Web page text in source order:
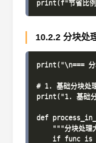
10.2.2 分块处
print("\n=== 分
# 1. 基础分块处
print("1. 基础分
def
"""分块处理
if func is